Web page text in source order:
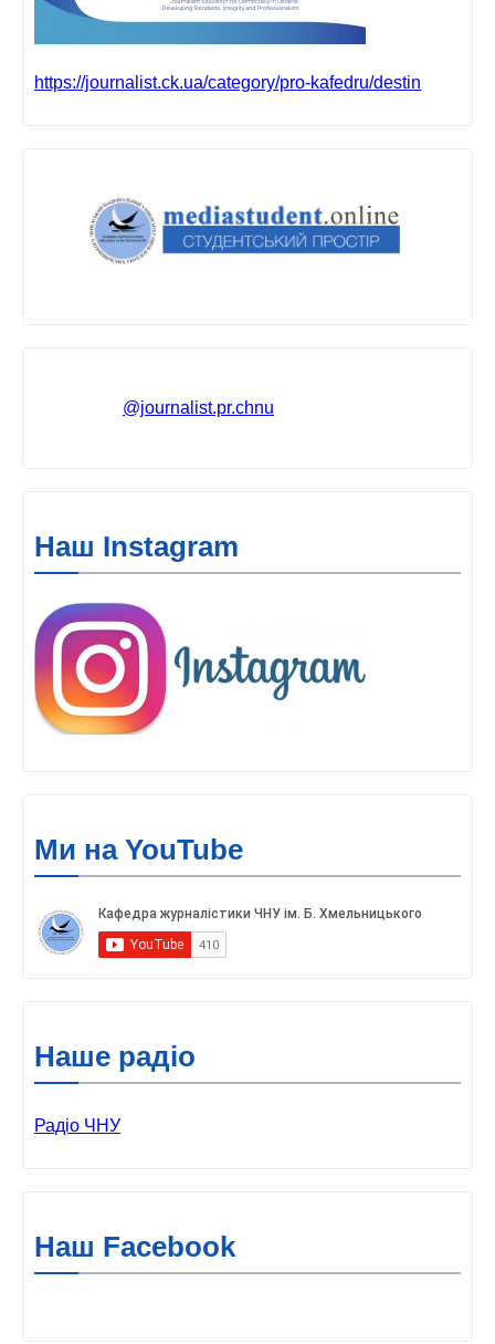
https://journalist.ck.ua/category/pro-kafedru/destin
@journalist.pr.chnu
Наш Instagram
Ми на YouTube
Наше радіо
Радіо ЧНУ
Наш Facebook